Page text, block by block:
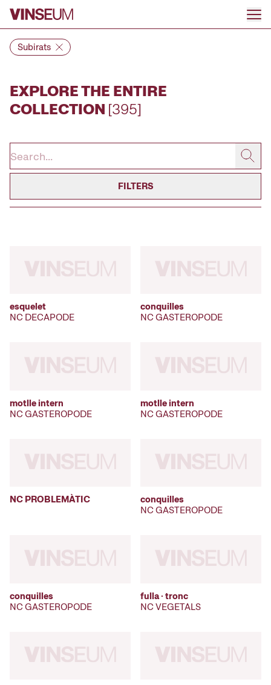
Go to content
Subirats
EXPLORE THE ENTIRE
COLLECTION [395]
FILTERS
esquelet
NC DECAPODE
conquilles
NC GASTEROPODE
motlle intern
NC GASTEROPODE
motlle intern
NC GASTEROPODE
NC PROBLEMÀTIC
conquilles
NC GASTEROPODE
conquilles
NC GASTEROPODE
fulla · tronc
NC VEGETALS